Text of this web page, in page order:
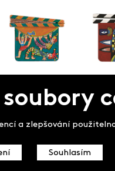
a zlepšování
Souhlasím